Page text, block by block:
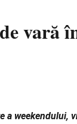
vară